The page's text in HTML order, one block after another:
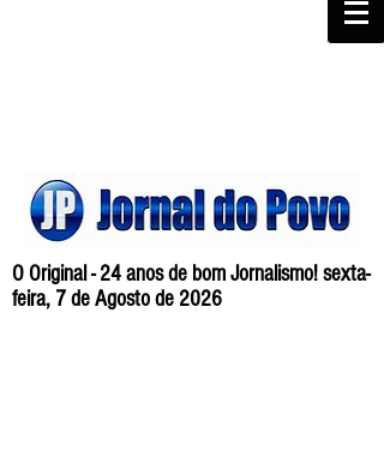
O Original - 24 anos de bom Jornalismo! sexta-
feira, 7 de Agosto de 2026